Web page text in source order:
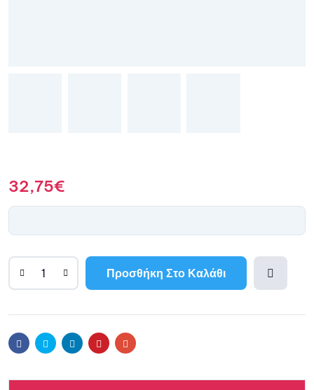
32,75€
Προσθήκη Στο Καλάθι
r
FacebookTwitter LinkedinPinterestEmail